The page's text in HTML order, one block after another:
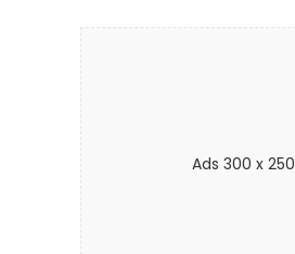
Ads 300 x 250